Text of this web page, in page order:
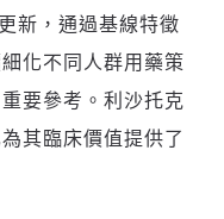
新，通過基線特徵
化不同人群用藥策
要參考。利沙托克
其臨床價值提供了